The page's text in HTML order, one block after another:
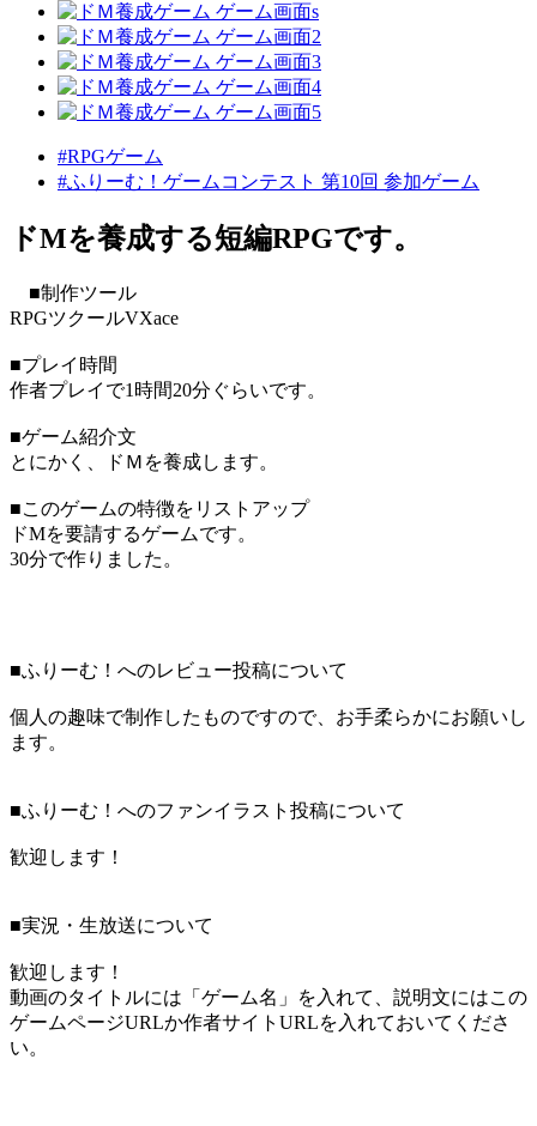
#RPGゲーム
#ふりーむ！ゲームコンテスト 第10回 参加ゲーム
ドMを養成する短編RPGです。
■制作ツール
RPGツクールVXace
■プレイ時間
作者プレイで1時間20分ぐらいです。
■ゲーム紹介文
とにかく、ドＭを養成します。
■このゲームの特徴をリストアップ
ドMを要請するゲームです。
30分で作りました。
■ふりーむ！へのレビュー投稿について
個人の趣味で制作したものですので、お手柔らかにお願いし
ます。
■ふりーむ！へのファンイラスト投稿について
歓迎します！
■実況・生放送について
歓迎します！
動画のタイトルには「ゲーム名」を入れて、説明文にはこの
ゲームページURLか作者サイトURLを入れておいてくださ
い。